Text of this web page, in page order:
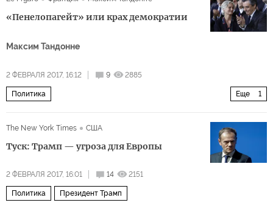
«Пенелопагейт» или крах демократии
Максим Тандонне
2 ФЕВРАЛЯ 2017, 16:12 9 2885
Еще 1
Политика
The New York Times
США
Туск: Трамп — угроза для Европы
2 ФЕВРАЛЯ 2017, 16:01 14 2151
Политика Президент Трамп